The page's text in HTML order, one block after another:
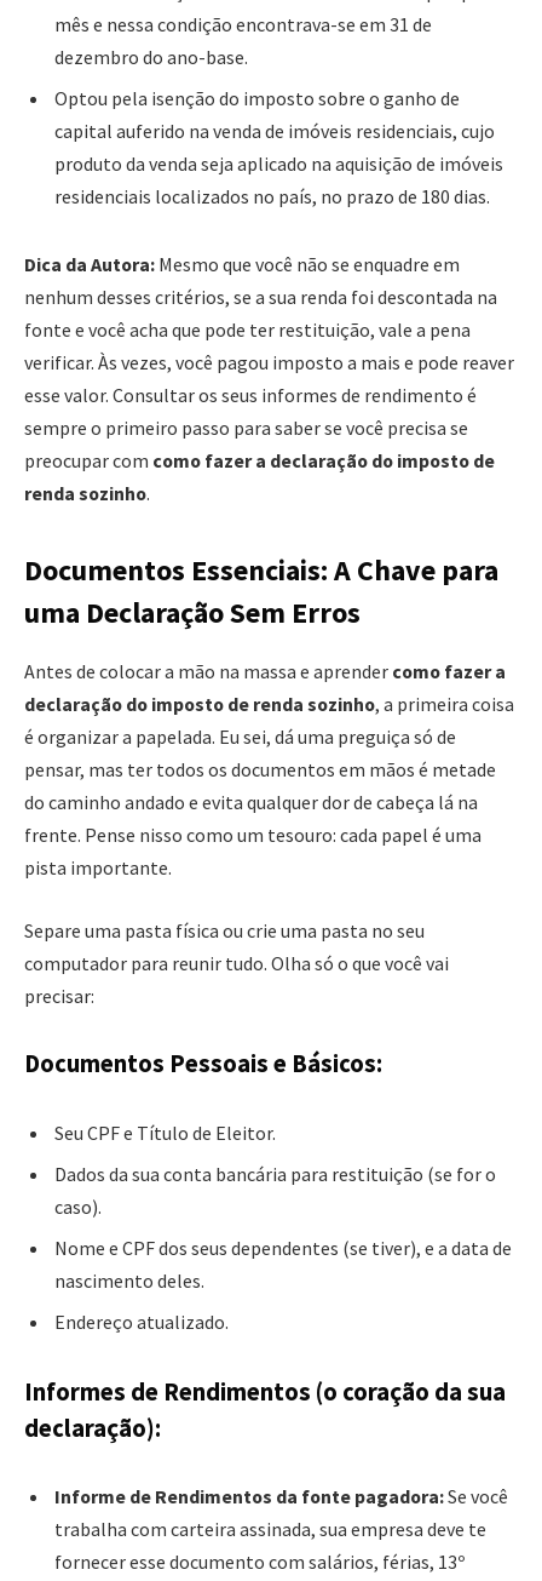
mês e nessa condição encontrava-se em 31 de
dezembro do ano-base.
Optou pela isenção do imposto sobre o ganho de
capital auferido na venda de imóveis residenciais, cujo
produto da venda seja aplicado na aquisição de imóveis
residenciais localizados no país, no prazo de 180 dias.
Dica da Autora: Mesmo que você não se enquadre em
nenhum desses critérios, se a sua renda foi descontada na
fonte e você acha que pode ter restituição, vale a pena
verificar. Às vezes, você pagou imposto a mais e pode reaver
esse valor. Consultar os seus informes de rendimento é
sempre o primeiro passo para saber se você precisa se
preocupar com como fazer a declaração do imposto de
renda sozinho.
Documentos Essenciais: A Chave para
uma Declaração Sem Erros
Antes de colocar a mão na massa e aprender como fazer a
declaração do imposto de renda sozinho, a primeira coisa
é organizar a papelada. Eu sei, dá uma preguiça só de
pensar, mas ter todos os documentos em mãos é metade
do caminho andado e evita qualquer dor de cabeça lá na
frente. Pense nisso como um tesouro: cada papel é uma
pista importante.
Separe uma pasta física ou crie uma pasta no seu
computador para reunir tudo. Olha só o que você vai
precisar:
Documentos Pessoais e Básicos:
Seu CPF e Título de Eleitor.
Dados da sua conta bancária para restituição (se for o
caso).
Nome e CPF dos seus dependentes (se tiver), e a data de
nascimento deles.
Endereço atualizado.
Informes de Rendimentos (o coração da sua
declaração):
Informe de Rendimentos da fonte pagadora:Se você
trabalha com carteira assinada, sua empresa deve te
fornecer esse documento com salários, férias, 13º